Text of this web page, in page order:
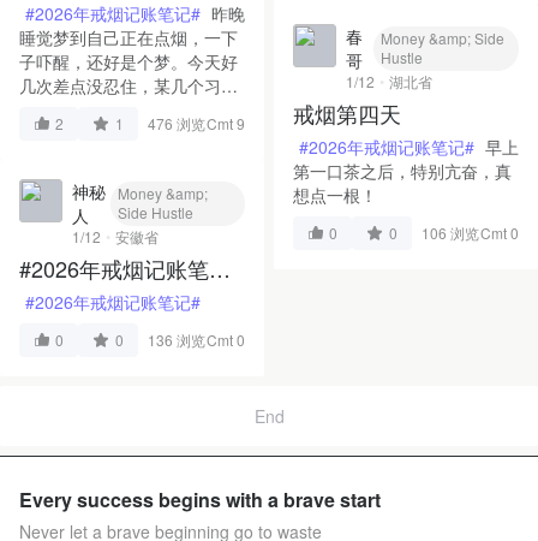
#2026年戒烟记账笔记#
睡觉梦到自己正在点烟，一下
子吓醒，还好是个梦。今天好
几次差点没忍住，某几个习惯
想起烟雾进入喉咙那种刺激的
2 1 476 浏览Cmt 9
神秘
人
Money &amp;
Side Hustle
1/12
安徽省
#2026年戒烟记账笔记
#…
#2026年戒烟记账笔记#
0 0 136 浏览Cmt 0
春
哥
Money &amp; Side
Hustle
1/12
湖北省
戒烟第四天
#2026年戒烟记账笔记# 早上
第一口茶之后，特别亢奋，真
想点一根！
0 0 106 浏览Cmt 0
End
Every success begins with a brave start
Never let a brave beginning go to waste